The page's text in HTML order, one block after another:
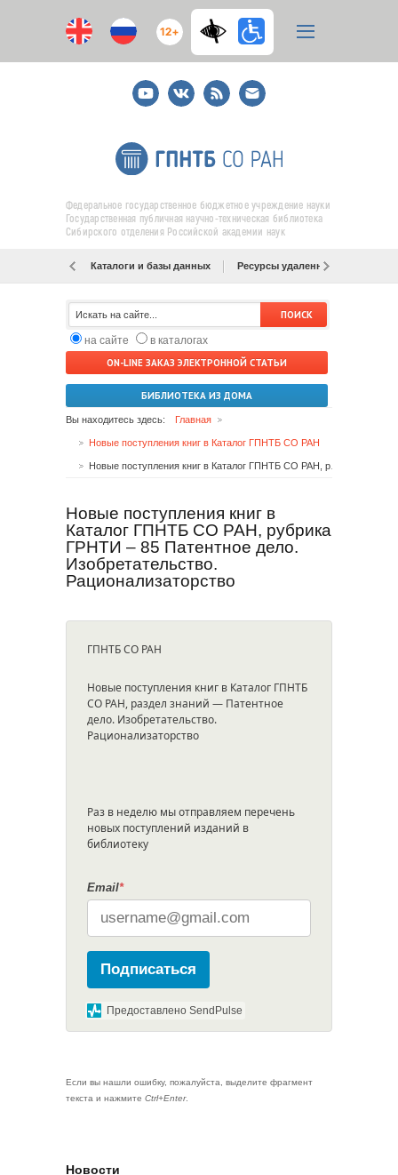
12+
YoutubeВКонтакте
RSS
E-
mail
подписка
Федеральное государственное бюджетное учреждение науки
Государственная публичная научно-техническая библиотека
Сибирского отделения Российской академии наук
Каталоги и базы данных Ресурсы удаленного доступа
на сайте
в каталогах
ON-LINE ЗАКАЗ ЭЛЕКТРОННОЙ СТАТЬИ
БИБЛИОТЕКА ИЗ ДОМА
Вы находитесь здесь: Главная
Новые поступления книг в Каталог ГПНТБ СО РАН
Новые поступления книг в
Каталог ГПНТБ СО РАН, рубрика
ГРНТИ – 85 Патентное дело.
Изобретательство.
Рационализаторство
ГПНТБ СО РАН
Новые поступления книг в Каталог ГПНТБ
СО РАН, раздел знаний — Патентное
дело. Изобретательство.
Рационализаторство
Раз в неделю мы отправляем перечень
новых поступлений изданий в
библиотеку
Email*
Подписаться
Предоставлено SendPulse
Если вы нашли ошибку, пожалуйста, выделите фрагмент
текста и нажмите Ctrl+Enter.
Новости